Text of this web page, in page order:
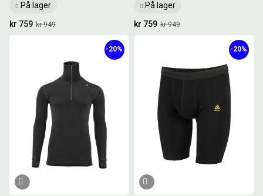
På lager
kr 949
kr 759
På lager
kr 949
kr 759
-20% -20%